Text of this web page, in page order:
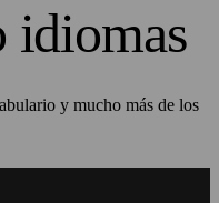
idiomas
y mucho más de los